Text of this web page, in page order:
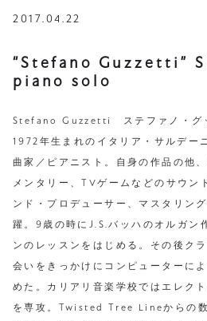
2017.04.22
“Stefano Guzzetti”
piano solo
Stefano Guzzetti ステファノ・グ
1972年生まれのイタリア・サルデー
曲家／ピアニスト。自身の作品の他
メンタリー、TVゲームなどのサウン
ンド・プロデューサー、マスタリン
躍。9歳の時にJ.S.バッハのオルガン
ンのレッスンをはじめる。その後ク
会いをきっかけにコンピューターに
めた。カリアリ音楽学校ではエレク
を専攻。Twisted Tree Lineからの